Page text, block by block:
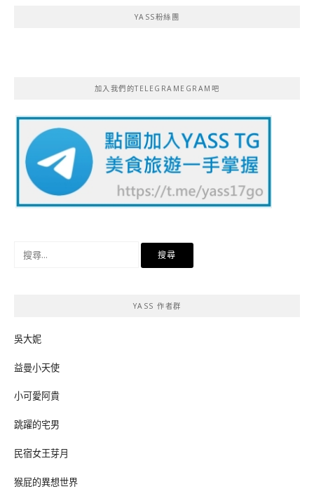
YASS粉絲團
加入我們的TELEGRAMEGRAM吧
YASS 作者群
吳大妮
益曼小天使
小可愛阿貴
跳躍的宅男
民宿女王芽月
猴屁的異想世界